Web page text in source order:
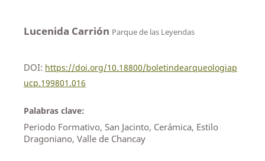
Lucenida Carrión Parque de las Leyendas
DOI: https://doi.org/10.18800/boletindearqueologiap
ucp.199801.016
Palabras clave:
Periodo Formativo, San Jacinto, Cerámica, Estilo
Dragoniano, Valle de Chancay